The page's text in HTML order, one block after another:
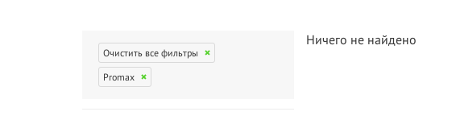
Очистить все фильтры
Promax
Ничего не найдено